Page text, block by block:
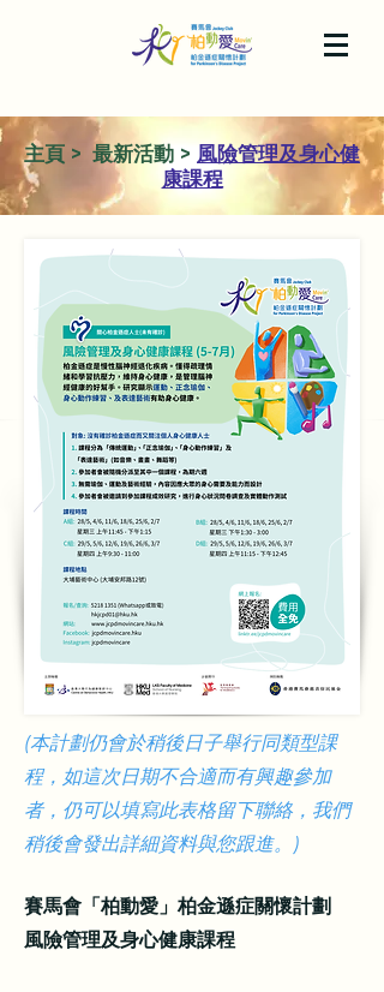
主頁 > 最新活動 > 風險管理及身心健
康課程
(本計劃仍會於稍後日子舉行同類型課
程，如這次日期不合適而有興趣參加
者，仍可以填寫此表格留下聯絡，我們
稍後會發出詳細資料與您跟進。)
賽馬會「柏動愛」柏金遜症關懷計劃
風險管理及身心健康課程